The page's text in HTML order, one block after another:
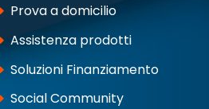
Prova a domicilio
Assistenza prodotti
Soluzioni Finanziamento
Social Community